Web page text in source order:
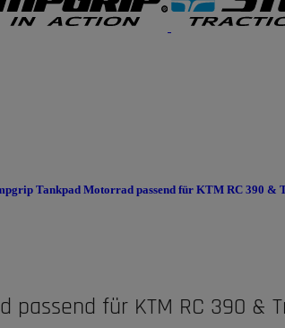
Tankpad Motorrad passend für KTM RC 390 &
passend für KTM RC 390 &